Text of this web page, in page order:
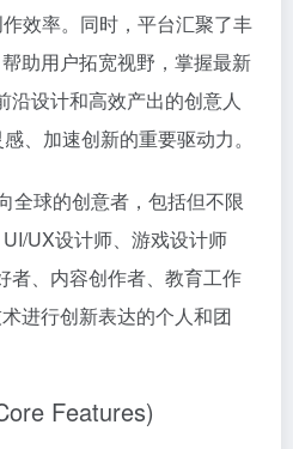
效率。同时，平台汇聚了丰
助用户拓宽视野，掌握最新
沿设计和高效产出的创意人
、加速创新的重要驱动力。
全球的创意者，包括但不限
UX设计师、游戏设计师
者、内容创作者、教育工作
进行创新表达的个人和团
Features)